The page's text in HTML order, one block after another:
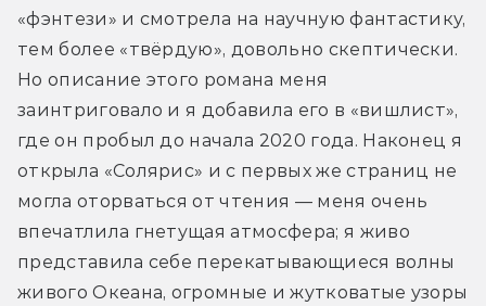
«фэнтези» и смотрела на научную фантастику,
тем более «твёрдую», довольно скептически.
Но описание этого романа меня
заинтриговало и я добавила его в «вишлист»,
где он пробыл до начала 2020 года. Наконец я
открыла «Солярис» и с первых же страниц не
могла оторваться от чтения — меня очень
впечатлила гнетущая атмосфера; я живо
представила себе перекатывающиеся волны
живого Океана, огромные и жутковатые узоры